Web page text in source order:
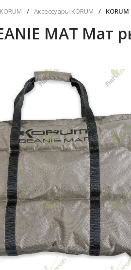
KORUM / Аксессуары KORUM /
MAT Мат